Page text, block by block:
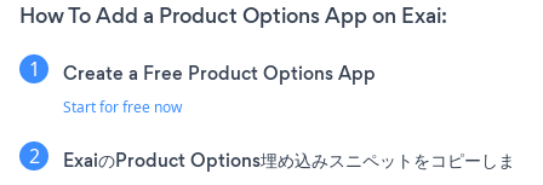
How To Add a Product Options App on Exai:
Create a Free Product Options App
Start for free now
ExaiのProduct Options埋め込みスニペットをコピーしま